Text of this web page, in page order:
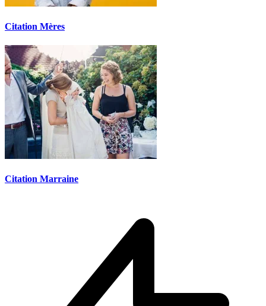
Citation Mères
Citation Marraine